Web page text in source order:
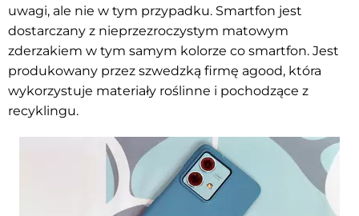
uwagi, ale nie w tym przypadku. Smartfon jest
dostarczany z nieprzezroczystym matowym
zderzakiem w tym samym kolorze co smartfon. Jest
produkowany przez szwedzką firmę agood, która
wykorzystuje materiały roślinne i pochodzące z
recyklingu.